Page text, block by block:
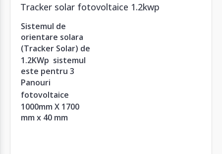
Tracker solar fotovoltaice 1.2kwp
Sistemul de
orientare solara
(Tracker Solar) de
1.2KWp sistemul
este pentru 3
Panouri
fotovoltaice
1000mm X 1700
mm x 40 mm